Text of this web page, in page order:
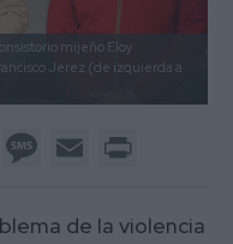
mijeño Eloy
Jerez (de izquierda a
WhatsAppMessage
Email
de la violencia